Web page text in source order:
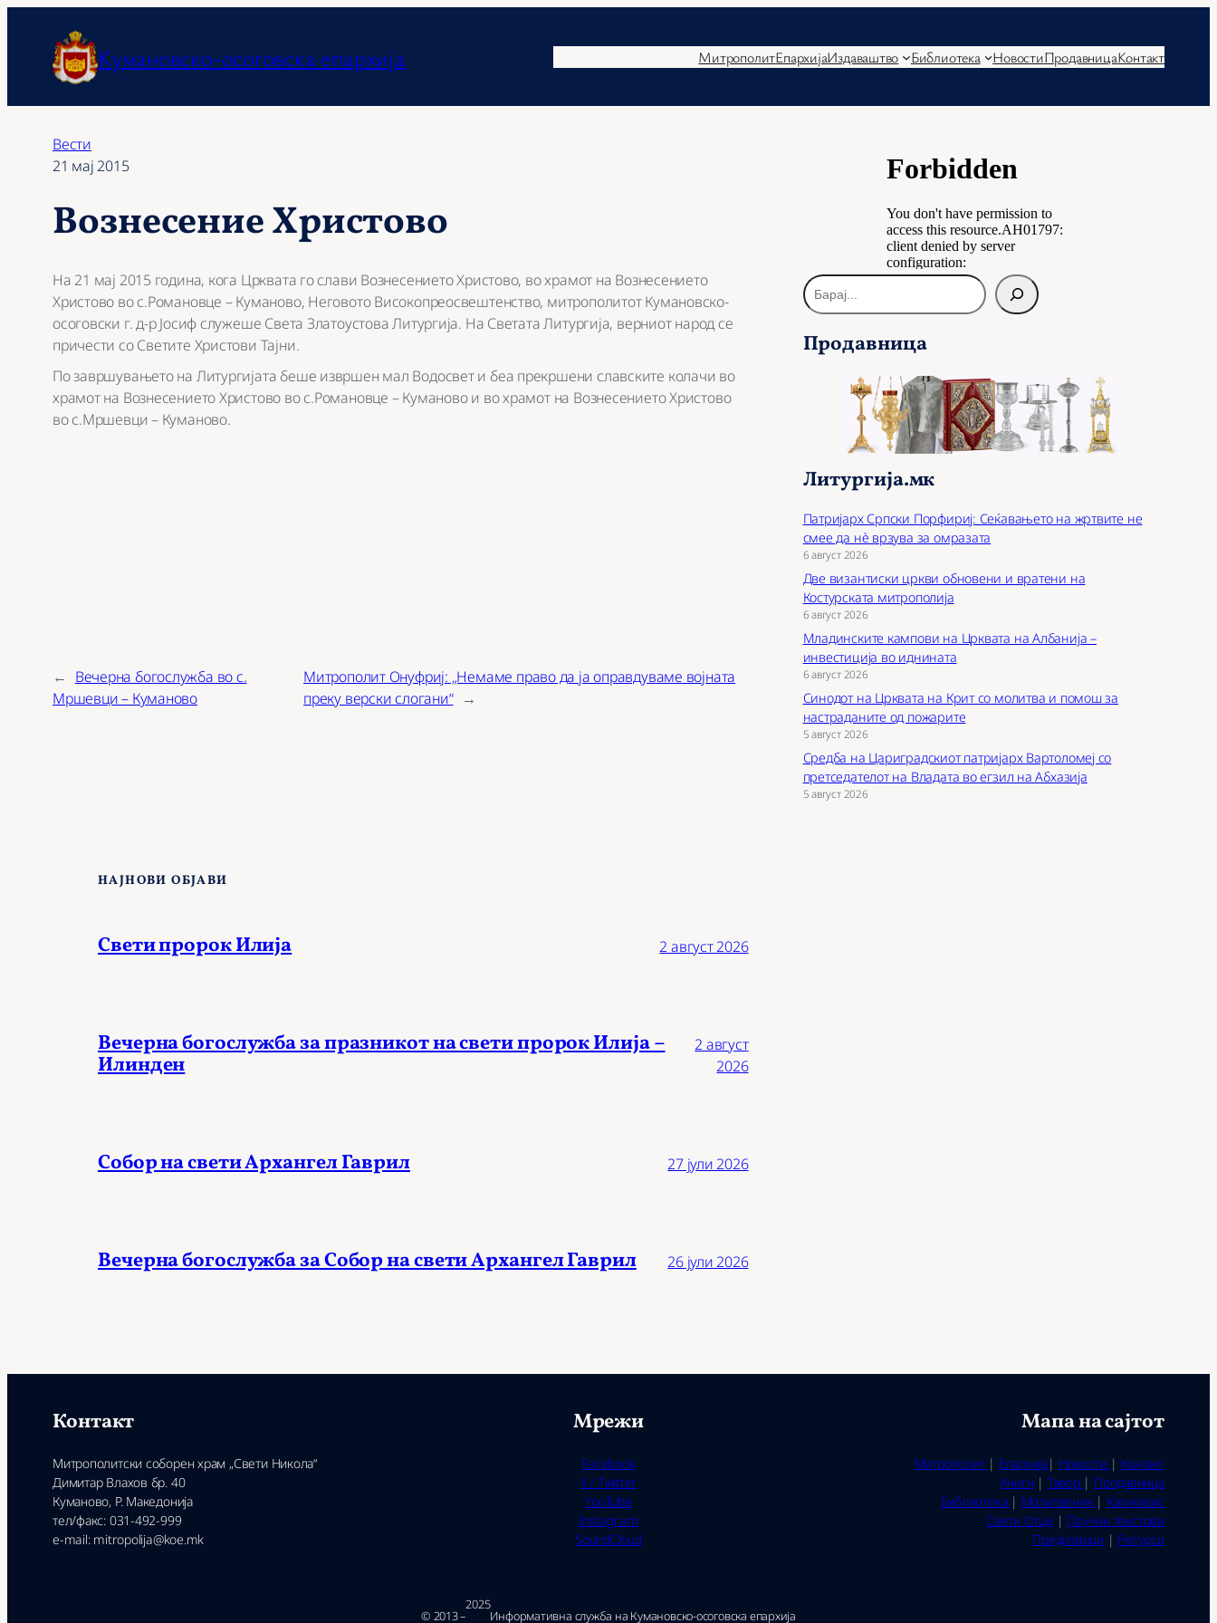
содржината
Кумановско-осоговска епархија МитрополитЕпархијаИздаваштво Библиотека НовостиПродавницаКонтакт
Вести
21 мај 2015
Вознесение Христово
На 21 мај 2015 година, кога Црквата го слави Вознесението Христово, во храмот на Вознесението
Христово во с.Романовце – Куманово, Неговото Високопреосвештенство, митрополитот Кумановско-
осоговски г. д-р Јосиф служеше Света Златоустова Литургија. На Светата Литургија, верниот народ се
причести со Светите Христови Тајни.
По завршувањето на Литургијата беше извршен мал Водосвет и беа прекршени славските колачи во
храмот на Вознесението Христово во с.Романовце – Куманово и во храмот на Вознесението Христово
во с.Мршевци – Куманово.
← Вечерна богослужба во с.
Мршевци – Куманово
Митрополит Онуфриј: „Немаме право да ја оправдуваме војната
преку верски слогани“ →
НАЈНОВИ ОБЈАВИ
Свети пророк Илија 2 август 2026
Вечерна богослужба за празникот на свети пророк Илија –
Илинден
2 август
2026
Собор на свети Архангел Гаврил 27 јули 2026
Вечерна богослужба за Собор на свети Архангел Гаврил 26 јули 2026
Б
а
а
Продавница
Литургија.мк
Патријарх Српски Порфириј: Сеќавањето на жртвите не
смее да нѐ врзува за омразата
6 август 2026
Две византиски цркви обновени и вратени на
Костурската митрополија
6 август 2026
Младинските кампови на Црквата на Албанија –
инвестиција во иднината
6 август 2026
Синодот на Црквата на Крит со молитва и помош за
настраданите од пожарите
5 август 2026
Средба на Цариградскиот патријарх Вартоломеј со
претседателот на Владата во егзил на Абхазија
5 август 2026
Контакт
Митрополитски соборен храм „Свети Никола“
Димитар Влахов бр. 40
Куманово, Р. Македонија
тел/факс: 031-492-999
e-mail: mitropolija@koe.mk
Мрежи
Facebook
X / Twitter
YouTube
Instagram
SoundCloud
Мапа на сајтот
Митрополит | Епархија| Новости | Контакт
Книги| Тавор | Продавница
Библиотека | Молитвеник | Катихизис
Свети Отци| Поучни текстови
Предизвици | Ресурси
© 2013 –
2025
Ин­фор­ма­тив­на служ­ба на Ку­ма­нов­ско-осо­гов­ска епар­хи­ја